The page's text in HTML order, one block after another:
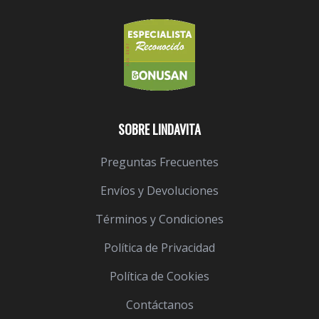
SOBRE LINDAVITA
Preguntas Frecuentes
Envíos y Devoluciones
Términos y Condiciones
Política de Privacidad
Política de Cookies
Contáctanos